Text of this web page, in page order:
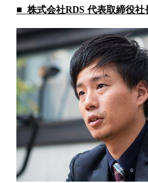
■ 株式会社RDS 代表取締役社